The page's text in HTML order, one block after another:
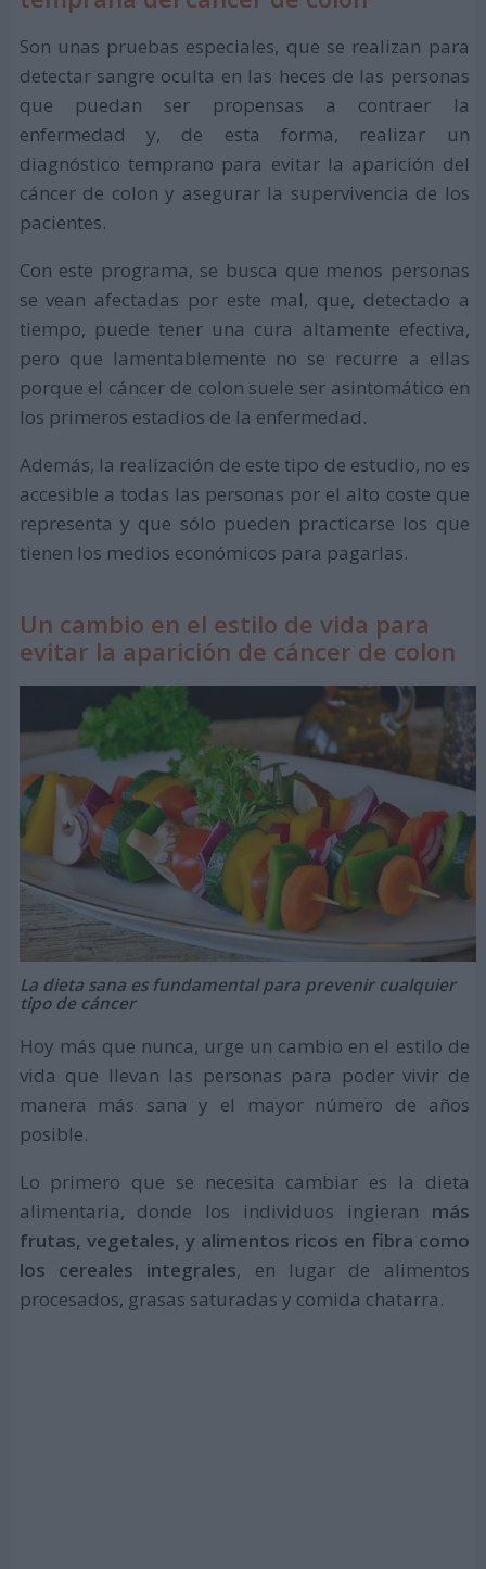
Son unas pruebas especiales, que se realizan para
detectar sangre oculta en las heces de las personas
que puedan ser propensas a contraer la
enfermedad y, de esta forma, realizar un
diagnóstico temprano para evitar la aparición del
cáncer de colon y asegurar la supervivencia de los
pacientes.
Con este programa, se busca que menos personas
se vean afectadas por este mal, que, detectado a
tiempo, puede tener una cura altamente efectiva,
pero que lamentablemente no se recurre a ellas
porque el cáncer de colon suele ser asintomático en
los primeros estadios de la enfermedad.
Además, la realización de este tipo de estudio, no es
accesible a todas las personas por el alto coste que
representa y que sólo pueden practicarse los que
tienen los medios económicos para pagarlas.
Un cambio en el estilo de vida para
evitar la aparición de cáncer de colon
La dieta sana es fundamental para prevenir cualquier
tipo de cáncer
Hoy más que nunca, urge un cambio en el estilo de
vida que llevan las personas para poder vivir de
manera más sana y el mayor número de años
posible.
Lo primero que se necesita cambiar es la dieta
alimentaria, donde los individuos ingieran más
frutas, vegetales, y alimentos ricos en fibra como
los cereales integrales, en lugar de alimentos
procesados, grasas saturadas y comida chatarra.